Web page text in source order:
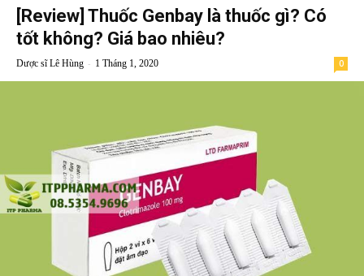
[Review] Thuốc Genbay là thuốc gì? Có
tốt không? Giá bao nhiêu?
Dược sĩ Lê Hùng - 1 Tháng 1, 2020 0